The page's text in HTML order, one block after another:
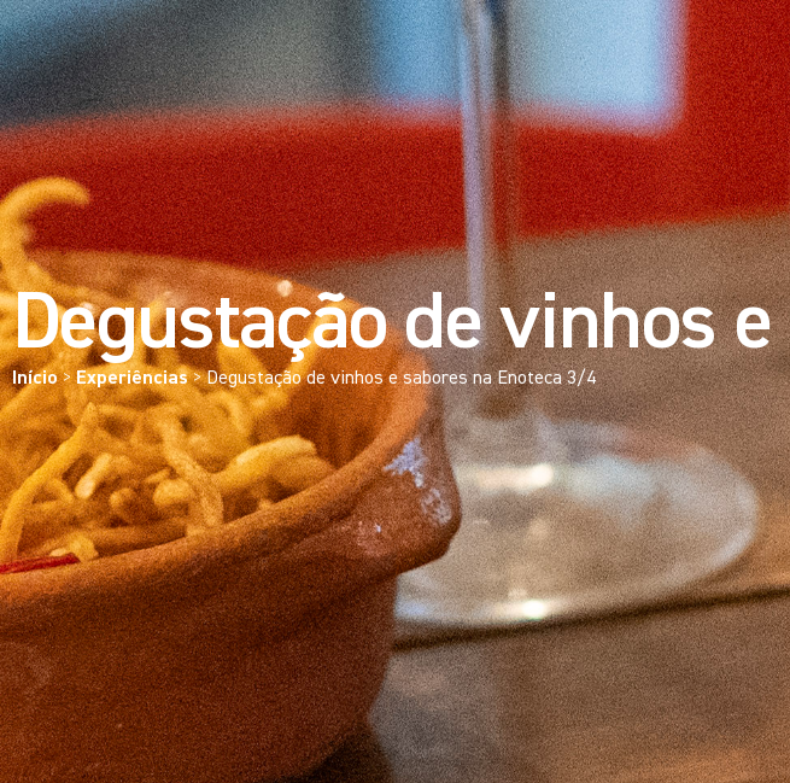
Degustação de vinhos
Início>Experiências>Degustação de vinhos e sabores na Enoteca 3/4